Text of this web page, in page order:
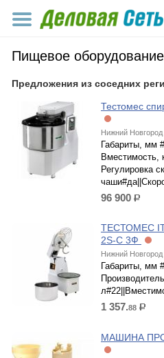
Пищевое оборудование
Предложения из соседних
Тестомес
Нижний Новгород
Габариты, мм
Вместимость,
Регулировка
96 900 р.
ТЕСТОМЕС
2S-С 3Ф
Нижний Новгород
Габариты, мм
1 357.88 р.
МАШИНА